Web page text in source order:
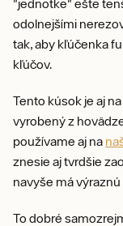
"jednotke" ešte
odolnejšími
tak, aby kľúčenka
kľúčov.
Tento kúsok je aj
vyrobený z
používame aj na
znesie aj tvrdšie
navyše má
To dobré